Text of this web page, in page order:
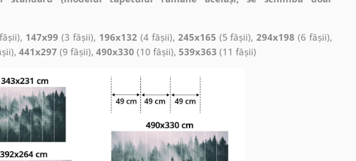
147x99 (3 fâșii), 196x132 (4 fâșii), 245x165 (5 fâșii),294x198 (6 fâșii),
441x297 (9 fâșii), 490x330 (10 fâșii), 539x363 (11 fâșii)